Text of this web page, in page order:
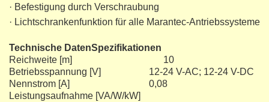
· Befestigung durch Verschraubung
· Lichtschrankenfunktion für alle Marantec-Antriebssysteme
Technische DatenSpezifikationen
Reichweite [m] 10
Betriebsspannung [V] 12-24 V-AC; 12-24 V-DC
Nennstrom [A] 0,08
Leistungsaufnahme [VA/W/kW]